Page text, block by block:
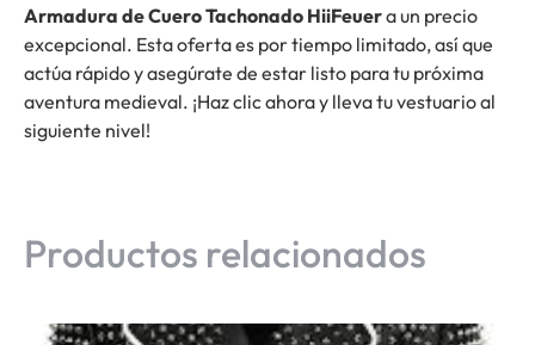
Armadura de Cuero Tachonado HiiFeuera un precio
excepcional. Esta oferta es por tiempo limitado, así que
actúa rápido y asegúrate de estar listo para tu próxima
aventura medieval. ¡Haz clic ahora y lleva tu vestuario al
siguiente nivel!
Productos relacionados